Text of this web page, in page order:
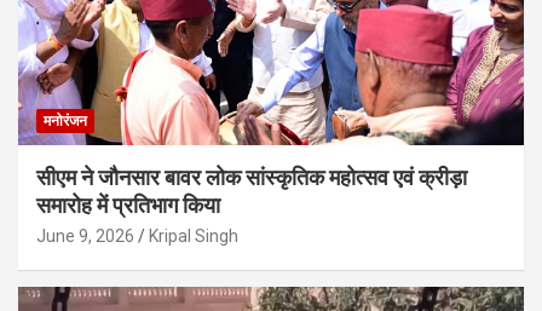
मनोरंजन
सीएम ने जौनसार बावर लोक सांस्कृतिक महोत्सव एवं क्रीड़ा
समारोह में प्रतिभाग किया
June 9, 2026 Kripal Singh